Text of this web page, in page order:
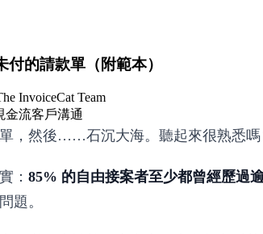
的請款單（附範本）
InvoiceCat Team
金流客戶溝通
，然後……石沉大海。聽起來很熟悉嗎
： 85% 的自由接案者至少都曾經歷過
題。